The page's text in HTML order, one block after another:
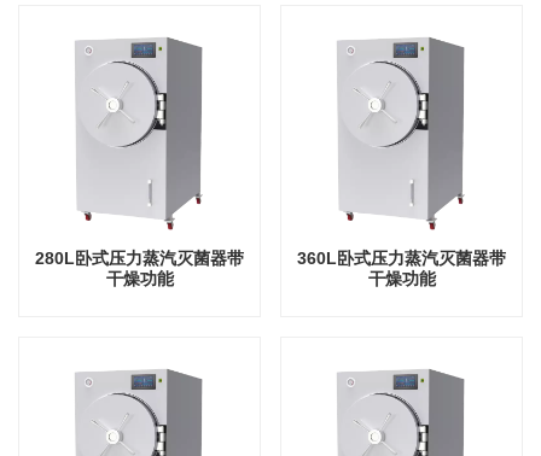
280L卧式压力蒸汽灭菌器带
干燥功能
360L卧式压力蒸汽灭菌器带
干燥功能